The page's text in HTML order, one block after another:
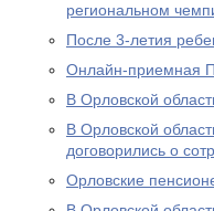
региональном
После 3-летия
Онлайн-приемная
В Орловской
В Орловской
договорились о
Орловские